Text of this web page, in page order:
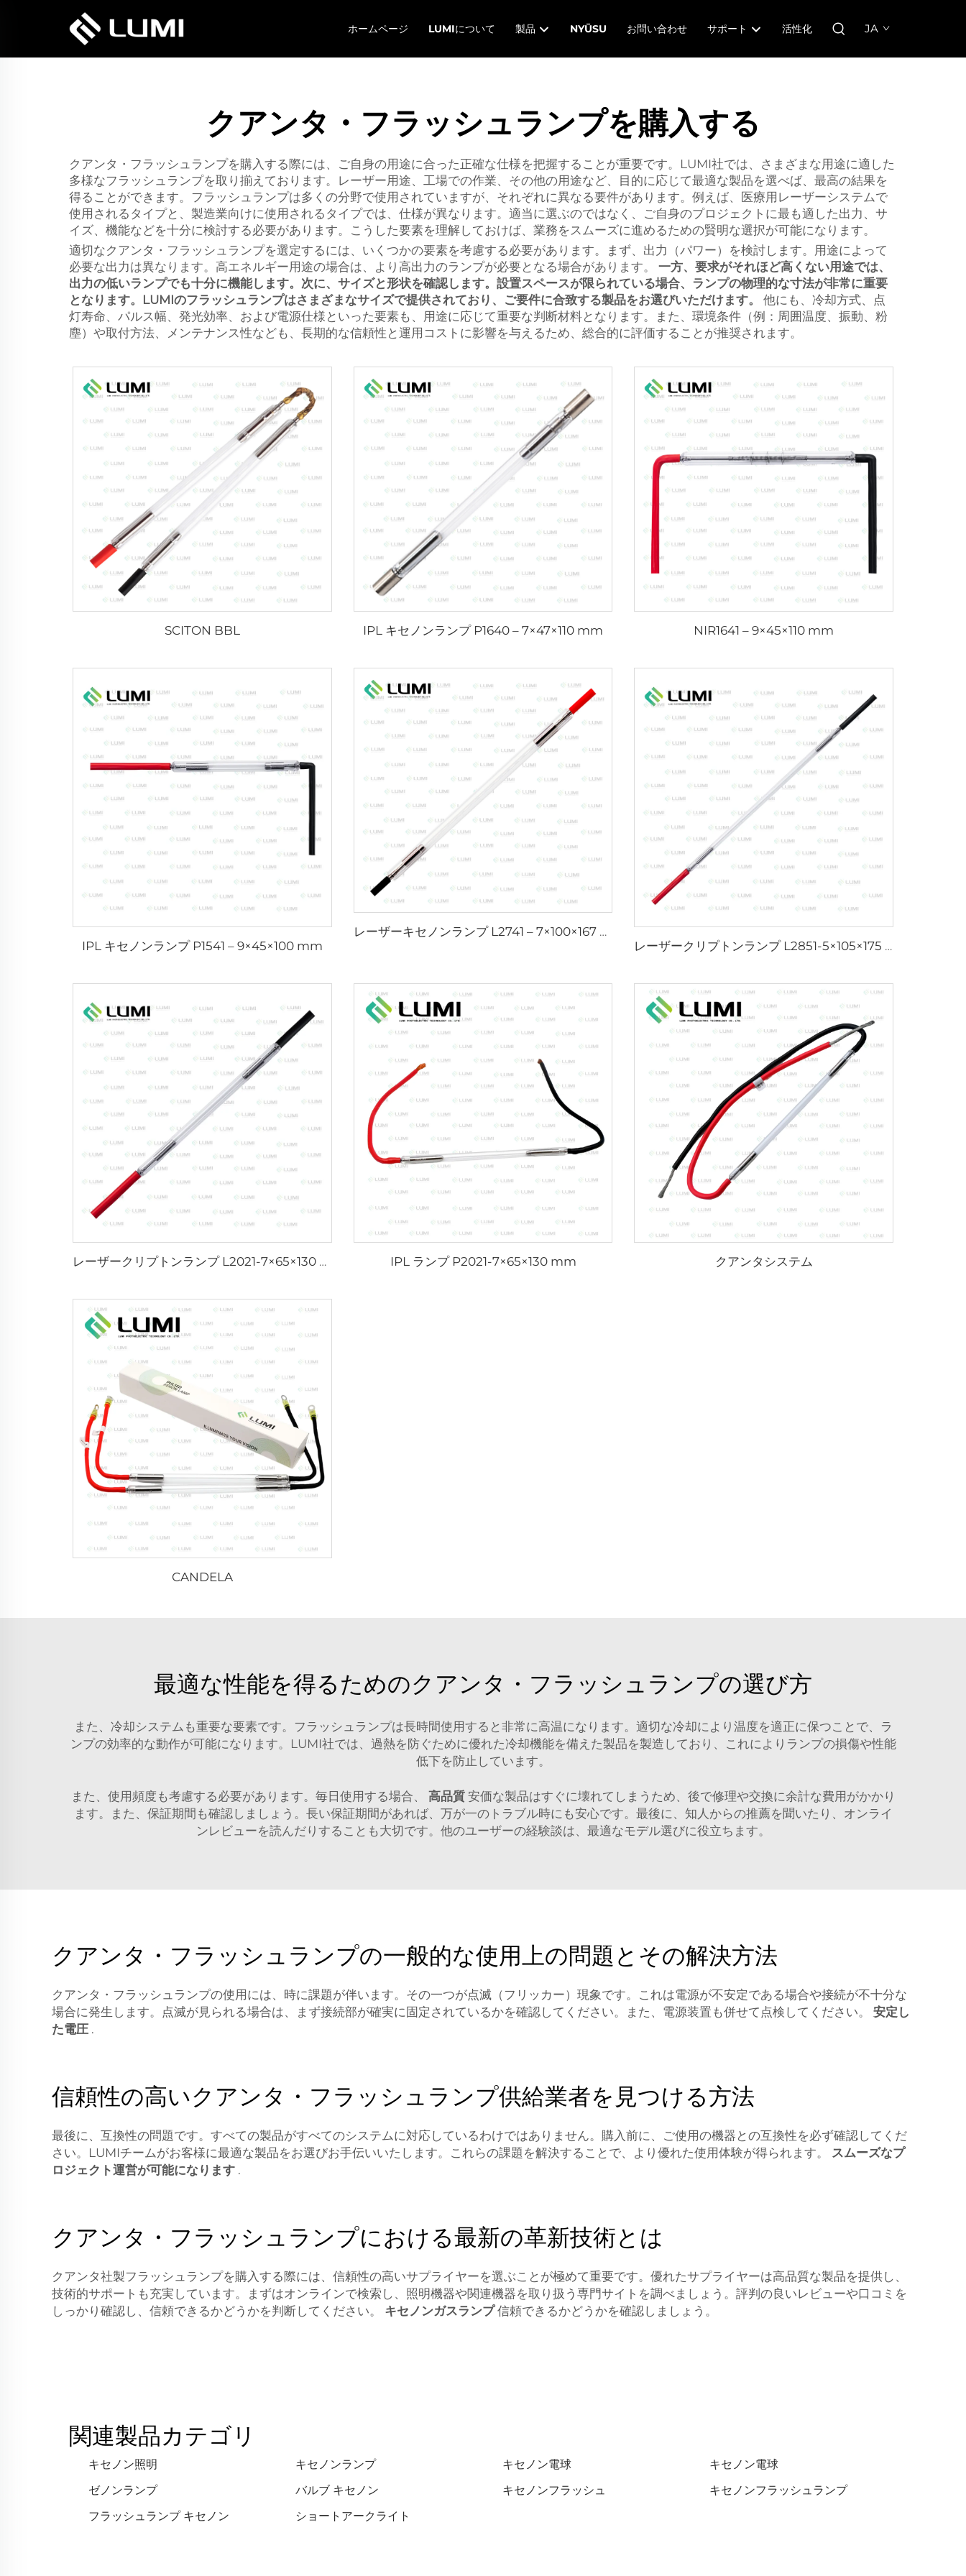
ホームページ LUMIについて 製品 NYŪSU お問い合わせ サポート 活性化 JA
クアンタ・フラッシュランプを購入する
クアンタ・フラッシュランプを購入する際には、ご自身の用途に合った正確な仕様を把握することが重要です。LUMI社では、さまざまな用途に適した
多様なフラッシュランプを取り揃えております。レーザー用途、工場での作業、その他の用途など、目的に応じて最適な製品を選べば、最高の結果を
得ることができます。フラッシュランプは多くの分野で使用されていますが、それぞれに異なる要件があります。例えば、医療用レーザーシステムで
使用されるタイプと、製造業向けに使用されるタイプでは、仕様が異なります。適当に選ぶのではなく、ご自身のプロジェクトに最も適した出力、サ
イズ、機能などを十分に検討する必要があります。こうした要素を理解しておけば、業務をスムーズに進めるための賢明な選択が可能になります。
適切なクアンタ・フラッシュランプを選定するには、いくつかの要素を考慮する必要があります。まず、出力（パワー）を検討します。用途によって
必要な出力は異なります。高エネルギー用途の場合は、より高出力のランプが必要となる場合があります。 一方、要求がそれほど高くない用途では、
出力の低いランプでも十分に機能します。次に、サイズと形状を確認します。設置スペースが限られている場合、ランプの物理的な寸法が非常に重要
となります。LUMIのフラッシュランプはさまざまなサイズで提供されており、ご要件に合致する製品をお選びいただけます。 他にも、冷却方式、点
灯寿命、パルス幅、発光効率、および電源仕様といった要素も、用途に応じて重要な判断材料となります。また、環境条件（例：周囲温度、振動、粉
塵）や取付方法、メンテナンス性なども、長期的な信頼性と運用コストに影響を与えるため、総合的に評価することが推奨されます。
SCITON BBL IPL キセノンランプ P1640 – 7×47×110 mm NIR1641 – 9×45×110 mm
IPL キセノンランプ P1541 – 9×45×100 mm
レーザーキセノンランプ L2741 – 7×100×167 mm
レーザークリプトンランプ L2851-5×105×175 mm
レーザークリプトンランプ L2021-7×65×130 mm IPL ランプ P2021-7×65×130 mm クアンタシステム
CANDELA
最適な性能を得るためのクアンタ・フラッシュランプの選び方
また、冷却システムも重要な要素です。フラッシュランプは長時間使用すると非常に高温になります。適切な冷却により温度を適正に保つことで、ラ
ンプの効率的な動作が可能になります。LUMI社では、過熱を防ぐために優れた冷却機能を備えた製品を製造しており、これによりランプの損傷や性能
低下を防止しています。
また、使用頻度も考慮する必要があります。毎日使用する場合、 高品質 安価な製品はすぐに壊れてしまうため、後で修理や交換に余計な費用がかかり
ます。また、保証期間も確認しましょう。長い保証期間があれば、万が一のトラブル時にも安心です。最後に、知人からの推薦を聞いたり、オンライ
ンレビューを読んだりすることも大切です。他のユーザーの経験談は、最適なモデル選びに役立ちます。
クアンタ・フラッシュランプの一般的な使用上の問題とその解決方法
クアンタ・フラッシュランプの使用には、時に課題が伴います。その一つが点滅（フリッカー）現象です。これは電源が不安定である場合や接続が不十分な
場合に発生します。点滅が見られる場合は、まず接続部が確実に固定されているかを確認してください。また、電源装置も併せて点検してください。 安定し
た電圧 .
信頼性の高いクアンタ・フラッシュランプ供給業者を見つける方法
最後に、互換性の問題です。すべての製品がすべてのシステムに対応しているわけではありません。購入前に、ご使用の機器との互換性を必ず確認してくだ
さい。LUMIチームがお客様に最適な製品をお選びお手伝いいたします。これらの課題を解決することで、より優れた使用体験が得られます。 スムーズなプ
ロジェクト運営が可能になります .
クアンタ・フラッシュランプにおける最新の革新技術とは
クアンタ社製フラッシュランプを購入する際には、信頼性の高いサプライヤーを選ぶことが極めて重要です。優れたサプライヤーは高品質な製品を提供し、
技術的サポートも充実しています。まずはオンラインで検索し、照明機器や関連機器を取り扱う専門サイトを調べましょう。評判の良いレビューや口コミを
しっかり確認し、信頼できるかどうかを判断してください。 キセノンガスランプ信頼できるかどうかを確認しましょう。
関連製品カテゴリ
キセノン照明 キセノンランプ キセノン電球
キセノン電球
ゼノンランプ
バルブ キセノン キセノンフラッシュ
キセノンフラッシュランプ
フラッシュランプ キセノン
ショートアークライト